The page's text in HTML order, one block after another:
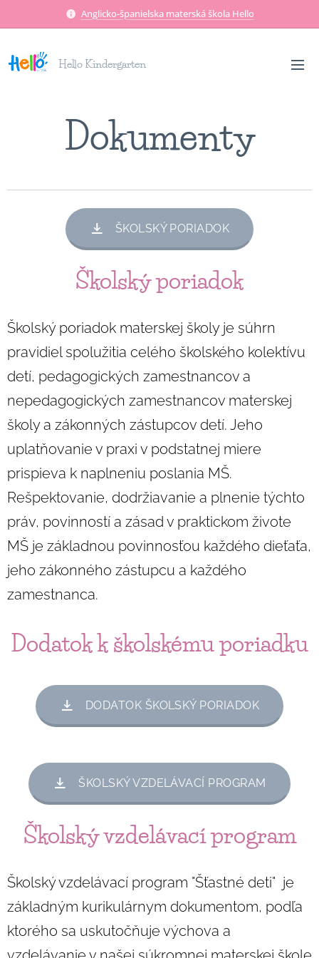
Anglicko-španielska materská škola Hello
Hello Kindergarten
Dokumenty
ŠKOLSKÝ PORIADOK
Školský poriadok
Školský poriadok materskej školy je súhrn
pravidiel spolužitia celého školského kolektívu
detí, pedagogických zamestnancov a
nepedagogických zamestnancov materskej
školy a zákonných zástupcov detí. Jeho
uplatňovanie v praxi v podstatnej miere
prispieva k naplneniu poslania MŠ.
Rešpektovanie, dodržiavanie a plnenie týchto
práv, povinností a zásad v praktickom živote
MŠ je základnou povinnosťou každého dieťaťa,
jeho zákonného zástupcu a každého
zamestnanca.
Dodatok k školskému poriadku
DODATOK ŠKOLSKÝ PORIADOK
ŠKOLSKÝ VZDELÁVACÍ PROGRAM
Školský vzdelávací program
Školský vzdelávací program "Šťastné deti" je
základným kurikulárnym dokumentom, podľa
ktorého sa uskutočňuje výchova a